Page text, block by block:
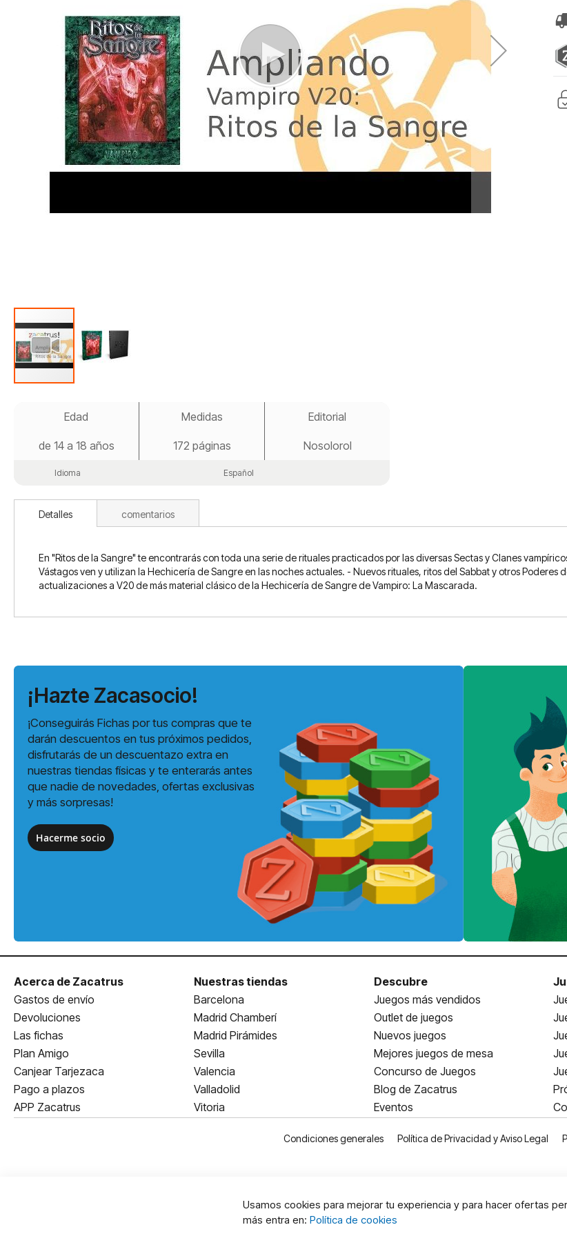
Edad
de 14 a 18 años
Medidas
172 páginas
Editorial
Nosolorol
Idioma Español
Detalles
En "Ritos de la Sangre" te encontrarás con toda una serie de rituales practicados por las diversas Sectas y Clanes
Vástagos ven y utilizan la Hechicería de Sangre en las noches actuales. - Nuevos rituales, ritos del Sabbat y otros Poderes
actualizaciones a V20 de más material clásico de la Hechicería de Sangre de Vampiro: La Mascarada.
comentarios
¡Hazte Zacasocio!
¡Conseguirás Fichas por tus compras que te
darán descuentos en tus próximos pedidos,
disfrutarás de un descuentazo extra en
nuestras tiendas físicas y te enterarás antes
que nadie de novedades, ofertas exclusivas
y más sorpresas!
Hacerme socio
Acerca de Zacatrus
Gastos de envío
Devoluciones
Las fichas
Plan Amigo
Canjear Tarjezaca
Pago a plazos
APP Zacatrus
Nuestras tiendas
Barcelona
Madrid Chamberí
Madrid Pirámides
Sevilla
Valencia
Valladolid
Vitoria
Descubre
Juegos más vendidos
Outlet de juegos
Nuevos juegos
Mejores juegos de mesa
Concurso de Juegos
Blog de Zacatrus
Eventos
Condiciones generales Política de Privacidad y Aviso Legal
Usamos cookies para mejorar tu experiencia y para hacer ofertas
más entra en: Política de cookies